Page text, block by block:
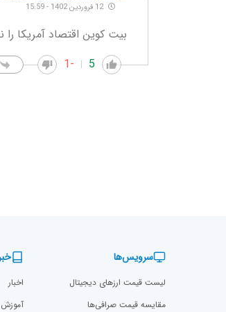
12 فروردین 1402 - 15:59
بیت کوین اقتصاد آمریکا را
5
-1
سرویس‌ها
لیست قیمت ارزهای دیجیتال
مقایسه قیمت صرافی‌ها
اخبار
آموزش